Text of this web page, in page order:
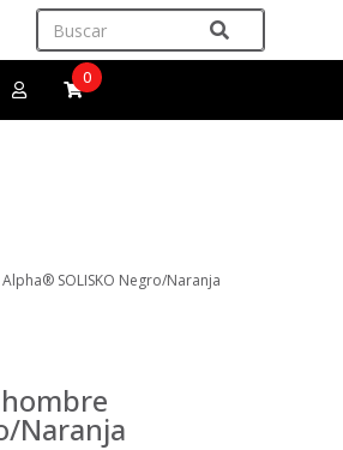
0
SOLISKO Negro/Naranja
Naranja